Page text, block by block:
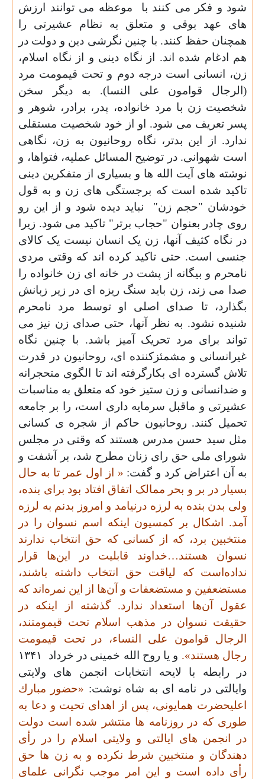
شود و فکر می کنند با
موعظه می توانند ارزش
های عهد بوقی و متعلق به نظام عشیرتی را
همچنان حفظ کنند. با چنین نگرشی دین و دولت در
هم ادغام شده اند. از نگاه دینی و از نگاه اسلام،
زن، انسانی است درجه دوم و تحت قیمومت مرد
(الرجال قوامون علی النسا). به دیگر سخن
شخصیت زن با مرد خانواده، پدر، برادر، شوهر و
پسر تعریف می شود. او از خود شخصیت مستقلی
ندارد. از این بدتر، نگاه روحانیون به زن، نگاهی
است شهوانی. در توضیح المسائل عملیه، فتواها، و
نوشته های آیت الله ها و بسیاری از متفکرین دینی
تاکید شده است که برجستگی های زن و به قول
خودشان "حجم زن"
نباید دیده شود و از این رو
روی چادر بعنوان "حجاب برتر" تاکید می شود. زیرا
در نگاه کثیف آنها، زن یک انسان نیست یک کالای
جنسی است. حتی تاکید کرده اند که وقتی مردی
نامحرم و بیگانه از پشت در خانه ای زن خانواده را
صدا می زند، زن باید سنگ ریزه ای در زیر زبانش
بگذارد، تا صدای اصلی او توسط مرد نامحرم
شنیده نشود. به نظر آنها، حتی صدای زن نیز می
تواند برای مرد تحریک آمیز باشد. با چنین نگاه
غیرانسانی و مشمئزکننده ای، روحانیون در قدرت
تلاش گسترده ای بکارگرفته اند تا الگوی متحجرانه
و ضدانسانی و زن ستیز خود که متعلق به مناسبات
عشیرتی و ماقبل سرمایه داری است، را بر جامعه
تحمیل کنند. روحانیون حاکم از شجره ی کسانی
مثل سید حسن مدرس هستند که وقتی در مجلس
شورای ملی حق رای زنان مطرح شد، بر آشفت و
به آن اعتراض کرد و گفت: « از اول عمر تا به حال
بسیار در بر و بحر ممالک اتفاق افتاد بود برای بنده،
ولی بدن بنده به لرزه درنیامد و امروز بدنم به لرزه
آمد. اشکال بر کمسیون اینکه اسم نسوان را در
منتخبین برد، که از کسانی که حق انتخاب ندارند
نسوان هستند…خداوند قابلیت در این‌ها قرار
نداده‌است که لیاقت حق انتخاب داشته باشند،
مستضعفین و مستضعفات و آن‌ها از این نمره‌اند که
عقول آن‌ها استعداد ندارد. گذشته از اینکه در
حقیقت نسوان در مذهب اسلام تحت قیمومتند،
الرجال قوامون علی النساء، در تحت قیمومت
رجال هستند». و یا روح الله خمینی در خرداد
۱۳۴۱
در رابطه با لایحه انتخابات انجمن های ولایتی
وایالتی در نامه ای به شاه نوشت: «حضور مبارك
اعلیحضرت همایونی، پس از اهدای تحیت و دعا به
طوری كه در روزنامه ها منتشر شده است دولت
در انجمن های ایالتی و ولایتی اسلام را در رأی
دهندگان و منتخبین شرط نكرده و به زن ها حق
رأی داده است و این امر موجب نگرانی علمای